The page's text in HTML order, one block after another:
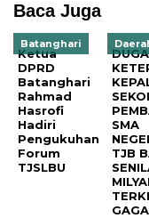
Baca Juga
Batanghari
Ketua
DPRD
Batanghari
Rahmad
Hasrofi
Hadiri
Pengukuhan
Forum
TJSLBU
DUGA
SMA
TJB